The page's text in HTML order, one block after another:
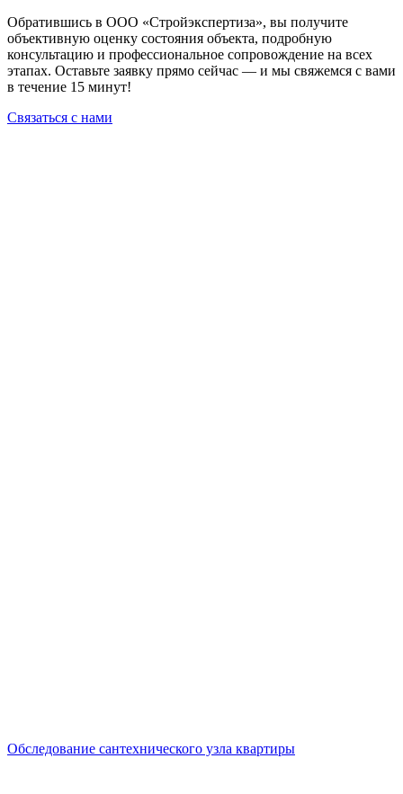
Обратившись в ООО «Стройэкспертиза», вы получите
объективную оценку состояния объекта, подробную
консультацию и профессиональное сопровождение на всех
этапах. Оставьте заявку прямо сейчас — и мы свяжемся с вами
в течение 15 минут!
Связаться с нами
Обследование сантехнического узла квартиры